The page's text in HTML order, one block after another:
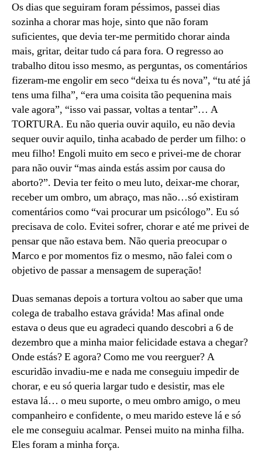
Os dias que seguiram foram péssimos, passei dias
sozinha a chorar mas hoje, sinto que não foram
suficientes, que devia ter-me permitido chorar ainda
mais, gritar, deitar tudo cá para fora. O regresso ao
trabalho ditou isso mesmo, as perguntas, os comentários
fizeram-me engolir em seco “deixa tu és nova”, “tu até já
tens uma filha”, “era uma coisita tão pequenina mais
vale agora”, “isso vai passar, voltas a tentar”… A
TORTURA. Eu não queria ouvir aquilo, eu não devia
sequer ouvir aquilo, tinha acabado de perder um filho: o
meu filho! Engoli muito em seco e privei-me de chorar
para não ouvir “mas ainda estás assim por causa do
aborto?”. Devia ter feito o meu luto, deixar-me chorar,
receber um ombro, um abraço, mas não…só existiram
comentários como “vai procurar um psicólogo”. Eu só
precisava de colo. Evitei sofrer, chorar e até me privei de
pensar que não estava bem. Não queria preocupar o
Marco e por momentos fiz o mesmo, não falei com o
objetivo de passar a mensagem de superação!
Duas semanas depois a tortura voltou ao saber que uma
colega de trabalho estava grávida! Mas afinal onde
estava o deus que eu agradeci quando descobri a 6 de
dezembro que a minha maior felicidade estava a chegar?
Onde estás? E agora? Como me vou reerguer? A
escuridão invadiu-me e nada me conseguiu impedir de
chorar, e eu só queria largar tudo e desistir, mas ele
estava lá… o meu suporte, o meu ombro amigo, o meu
companheiro e confidente, o meu marido esteve lá e só
ele me conseguiu acalmar. Pensei muito na minha filha.
Eles foram a minha força.